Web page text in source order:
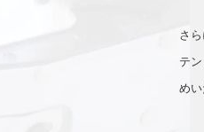
さ
テ
め